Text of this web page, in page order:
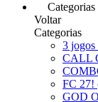
Categorias
Voltar
Categorias
3
CALL
FC 27!
GOD